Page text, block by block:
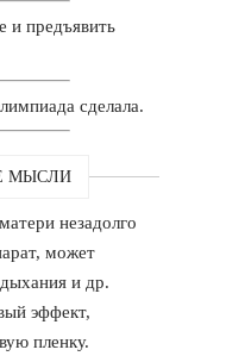
и предъявить
сделала.
МЫСЛИ
незадолго
может
и др.
эффект,
пленку.